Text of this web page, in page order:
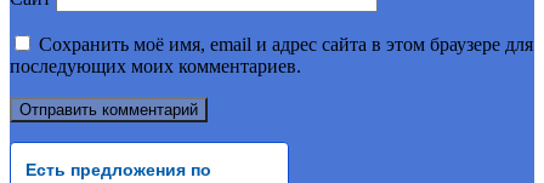
Сохранить моё имя, email и адрес сайта в этом браузере для
последующих моих комментариев.
Есть предложения по